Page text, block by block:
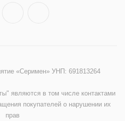
«Серимен» УНП: 691813264
являются в том числе контактами
покупателей о нарушении их
прав